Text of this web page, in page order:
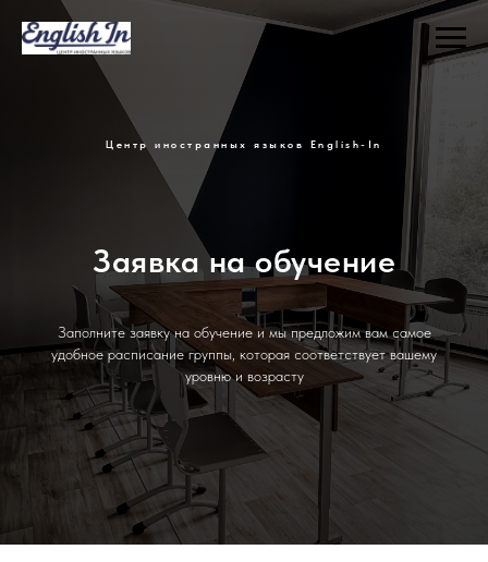
Центр иностранных языков English-In
Заявка на обучение
Заполните заявку на обучение и мы предложим вам самое
удобное расписание группы, которая соответствует вашему
уровню и возрасту